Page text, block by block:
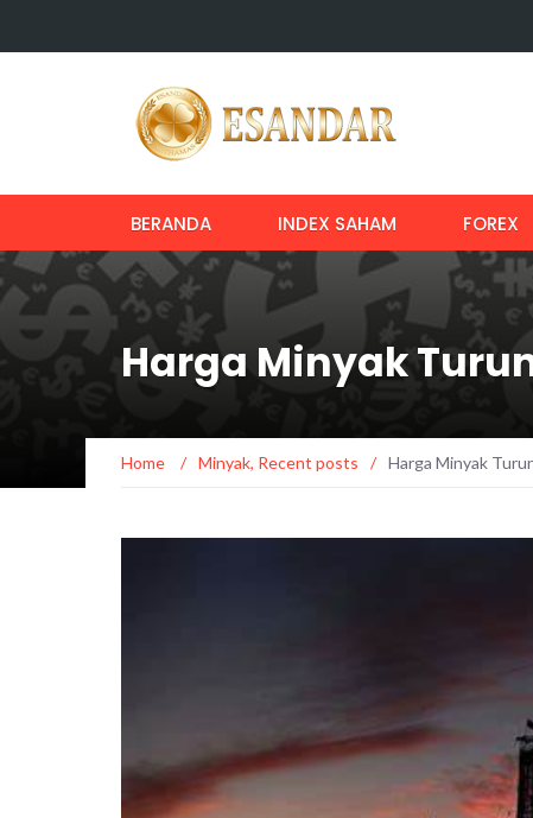
BERANDA INDEX SAHAM FOREX
Harga Minyak
Home / Minyak, Recent posts / Harga Minyak